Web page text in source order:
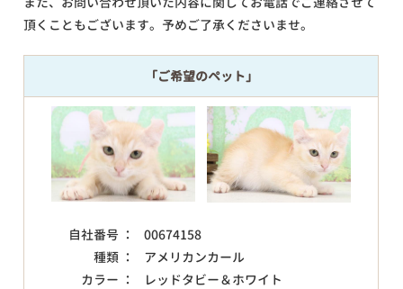
頂くこともございます。予めご了承くださいませ。
「ご希望のペット」
自社番号 ：
00674158
種類 ：
アメリカンカール
カラー ：
レッドタビー＆ホワイト